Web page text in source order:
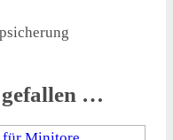
gefallen …